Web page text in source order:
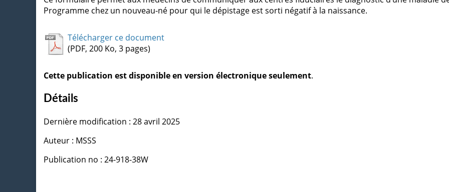
Programme chez un nouveau-né pour qui le dépistage est sorti négatif à la naissance.
Télécharger ce document
(PDF, 200 Ko, 3 pages)
Cette publication est disponible en version électronique seulement.
Détails
Dernière modification : 28 avril 2025
Auteur : MSSS
Publication no : 24-918-38W